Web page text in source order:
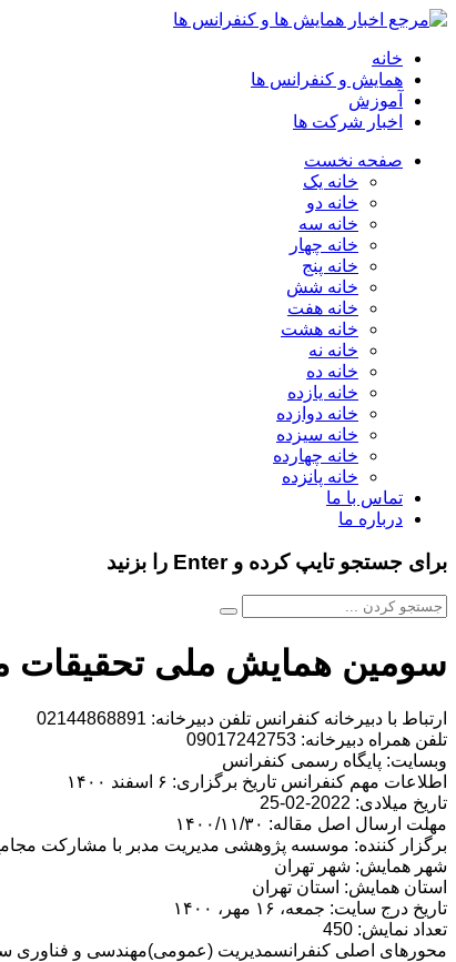
خانه
همایش و کنفرانس ها
آموزش
اخبار شرکت ها
صفحه نخست
خانه یک
خانه دو
خانه سه
خانه چهار
خانه پنج
خانه شش
خانه هفت
خانه هشت
خانه نه
خانه ده
خانه یازده
خانه دوازده
خانه سیزده
خانه چهارده
خانه پانزده
تماس با ما
درباره ما
برای جستجو تایپ کرده و Enter را بزنید
سومین همایش ملی تحقیقات
ارتباط با دبیرخانه کنفرانس تلفن دبیرخانه: 02144868891
تلفن همراه دبیرخانه: 09017242753
وبسایت: پایگاه رسمی کنفرانس
اطلاعات مهم کنفرانس تاریخ برگزاری: ۶ اسفند ۱۴۰۰
تاریخ میلادی: 2022-02-25
مهلت ارسال اصل مقاله: ۱۴۰۰/۱۱/۳۰
برگزار کننده: موسسه پژوهشی مدیریت مدبر با مشارکت
شهر همایش: شهر تهران
استان همایش: استان تهران
تاریخ درج سایت: جمعه، ۱۶ مهر، ۱۴۰۰
تعداد نمایش: 450
محورهای اصلی کنفرانسمدیریت (عمومی)مهندسی و فناوری